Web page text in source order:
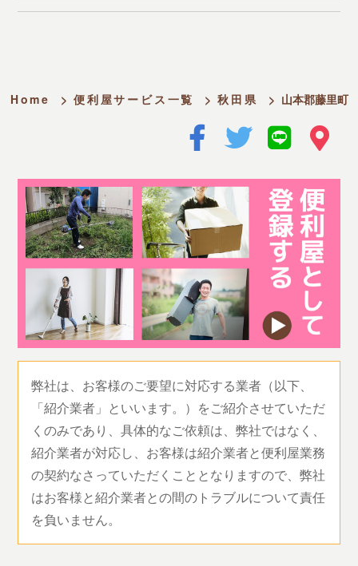
Home > 便利屋サービス一覧 > 秋田県 > 山本郡藤里町
弊社は、お客様のご要望に対応する業者（以下、
「紹介業者」といいます。）をご紹介させていただ
くのみであり、具体的なご依頼は、弊社ではなく、
紹介業者が対応し、お客様は紹介業者と便利屋業務
の契約なさっていただくこととなりますので、弊社
はお客様と紹介業者との間のトラブルについて責任
を負いません。